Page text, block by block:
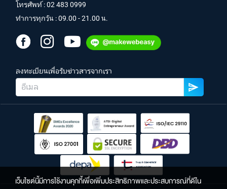
โทรศัพท์ :02 483 0999
ทำการทุกวัน : 09.00 - 21.00 น.
ลงทะเบียนเพื่อรับข่าวสารจากเรา
เว็บไซต์นี้มีการใช้งานคุกกี้เพื่อเพิ่มประสิทธิภาพและประสบการณ์ที่ดีใน